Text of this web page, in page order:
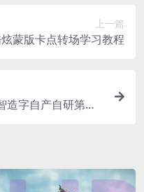
上一篇
蒙版卡点转场学习教程
造字自产自研第一